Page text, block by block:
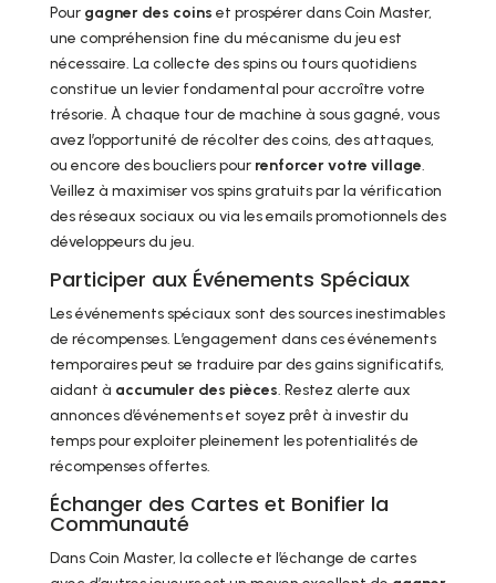
Pour gagner des coins et prospérer dans Coin Master,
une compréhension fine du mécanisme du jeu est
nécessaire. La collecte des spins ou tours quotidiens
constitue un levier fondamental pour accroître votre
trésorie. À chaque tour de machine à sous gagné, vous
avez l’opportunité de récolter des coins, des attaques,
ou encore des boucliers pour renforcer votre village.
Veillez à maximiser vos spins gratuits par la vérification
des réseaux sociaux ou via les emails promotionnels des
développeurs du jeu.
Participer aux Événements Spéciaux
Les événements spéciaux sont des sources inestimables
de récompenses. L’engagement dans ces événements
temporaires peut se traduire par des gains significatifs,
aidant à accumuler des pièces. Restez alerte aux
annonces d’événements et soyez prêt à investir du
temps pour exploiter pleinement les potentialités de
récompenses offertes.
Échanger des Cartes et Bonifier la
Communauté
Dans Coin Master, la collecte et l’échange de cartes